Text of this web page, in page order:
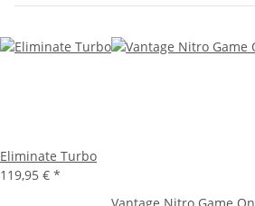
Eliminate Turbo
119,95 € *